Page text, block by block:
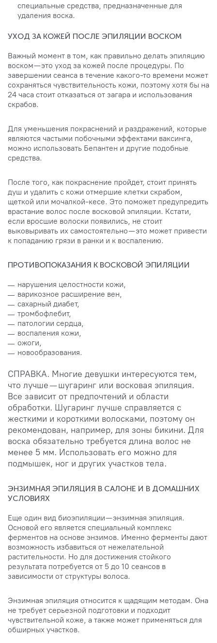
специальные средства, предназначенные для
удаления воска.
УХОД ЗА КОЖЕЙ ПОСЛЕ ЭПИЛЯЦИИ ВОСКОМ
Важный момент в том, как правильно делать эпиляцию
воском — это уход за кожей после процедуры. По
завершении сеанса в течение какого-то времени может
сохраняться чувствительность кожи, поэтому хотя бы на
24 часа стоит отказаться от загара и использования
скрабов.
Для уменьшения покраснений и раздражений, которые
являются частыми побочными эффектами ваксинга,
можно использовать Бепантен и другие подобные
средства.
После того, как покраснение пройдет, стоит принять
душ и удалить с кожи отмершие клетки скрабом,
щеткой или мочалкой-кесе. Это поможет предупредить
врастание волос после восковой эпиляции. Кстати,
если вросшие волоски появились, не стоит
выковыривать их самостоятельно — это может привести
к попаданию грязи в ранки и к воспалению.
ПРОТИВОПОКАЗАНИЯ К ВОСКОВОЙ ЭПИЛЯЦИИ
нарушения целостности кожи,
варикозное расширение вен,
сахарный диабет,
тромбофлебит,
патологии сердца,
воспаления кожи,
ожоги,
новообразования.
СПРАВКА. Многие девушки интересуются тем,
что лучше — шугаринг или восковая эпиляция.
Все зависит от предпочтений и области
обработки. Шугаринг лучше справляется с
жесткими и короткими волосками, поэтому он
рекомендован, например, для зоны бикини. Для
воска обязательно требуется длина волос не
менее 5 мм. Использовать его можно для
подмышек, ног и других участков тела.
ЭНЗИМНАЯ ЭПИЛЯЦИЯ В САЛОНЕ И В ДОМАШНИХ
УСЛОВИЯХ
Еще один вид биоэпиляции — энзимная эпиляция.
Основой его является специальный комплекс
ферментов на основе энзимов. Именно ферменты дают
возможность избавиться от нежелательной
растительности. Но для достижения стойкого
результата потребуется от 5 до 10 сеансов в
зависимости от структуры волоса.
Энзимная эпиляция относится к щадящим методам. Она
не требует серьезной подготовки и подходит
чувствительной коже, а также может применяться для
обширных участков.